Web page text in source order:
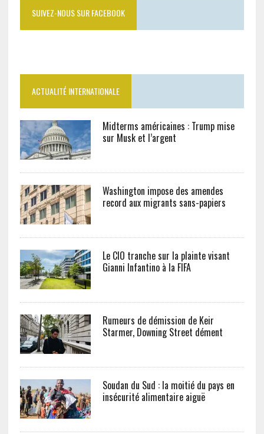
SUIVEZ-NOUS SUR FACEBOOK
ACTUALITÉ INTERNATIONALE
Midterms américaines : Trump mise
sur Musk et l’argent
Washington impose des amendes
record aux migrants sans-papiers
Le CIO tranche sur la plainte visant
Gianni Infantino à la FIFA
Rumeurs de démission de Keir
Starmer, Downing Street dément
Soudan du Sud : la moitié du pays en
insécurité alimentaire aiguë